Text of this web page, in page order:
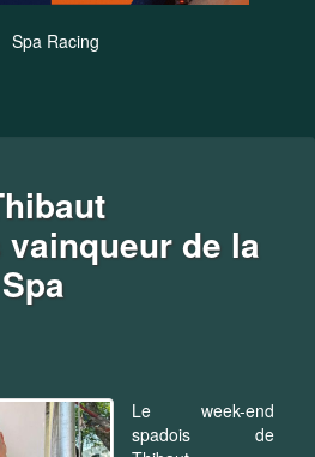
vainqueur de la
Le week-end
spadois de